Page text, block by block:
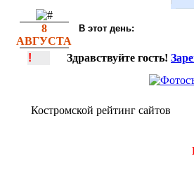
8
АВГУСТА
В этот день:
! Здравствуйте гость!
Костромской рейтинг сайтов